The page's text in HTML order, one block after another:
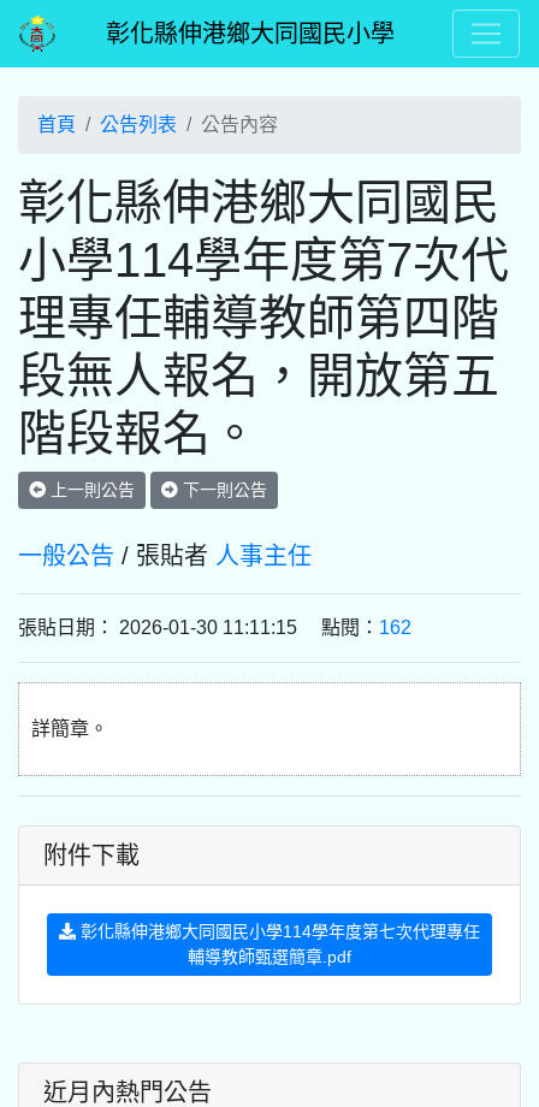
彰化縣伸港鄉大同國民小學
首頁 公告列表 公告內容
彰化縣伸港鄉大同國民
小學114學年度第7次代
理專任輔導教師第四階
段無人報名，開放第五
階段報名。
上一則公告 下一則公告
一般公告 / 張貼者 人事主任
張貼日期： 2026-01-30 11:11:15 點閱： 162
詳簡章。
附件下載
彰化縣伸港鄉大同國民小學114學年度第七次代理專任
輔導教師甄選簡章.pdf
近月內熱門公告